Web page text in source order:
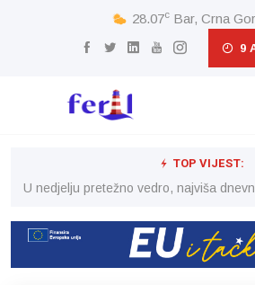
28.07c Bar, Crna
9
TOP VIJEST:
U nedjelju pretežno vedro, najviša